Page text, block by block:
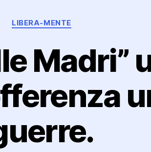
Categorie
LIBERA-MENTE
Madri”